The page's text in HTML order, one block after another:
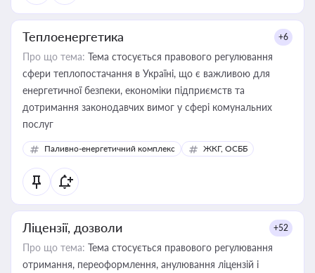
Теплоенергетика +6
Про що тема: Тема стосується правового регулювання
сфери теплопостачання в Україні, що є важливою для
енергетичної безпеки, економіки підприємств та
дотримання законодавчих вимог у сфері комунальних
послуг
Паливно-енергетичний комплекс ЖКГ, ОСББ
Ліцензії, дозволи +52
Про що тема: Тема стосується правового регулювання
отримання, переоформлення, анулювання ліцензій і